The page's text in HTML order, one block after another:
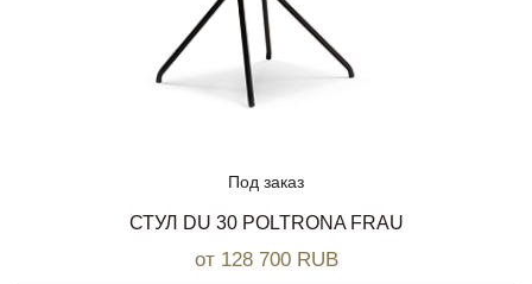
Под заказ
СТУЛ DU 30 POLTRONA FRAU
от 128 700 RUB